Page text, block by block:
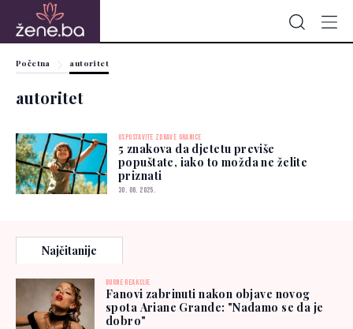
Početna autoritet
autoritet
USPOSTAVITE ZDRAVE GRANICE
5 znakova da djetetu previše
popuštate, iako to možda ne želite
priznati
30. 06. 2025.
Najčitanije
BURNE REAKCIJE
Fanovi zabrinuti nakon objave novog
spota Ariane Grande: "Nadamo se da je
dobro"